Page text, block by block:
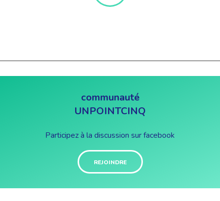
communauté
UNPOINTCINQ
Participez à la discussion sur facebook
REJOINDRE